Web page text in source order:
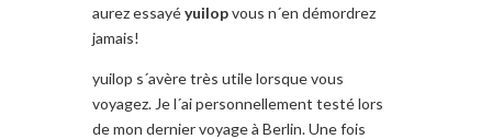
aurez essayéyuilopvous n´en démordrez
jamais!
yuilop s´avère très utile lorsque vous
voyagez. Je l´ai personnellement testé lors
de mon dernier voyage à Berlin. Une fois